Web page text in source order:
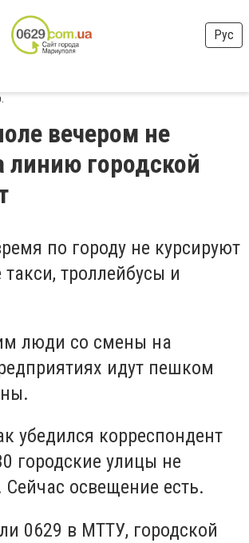
Рус
вечером не
городской
по городу не курсируют
троллейбусы и
люди со смены на
идут пешком
убедился корреспондент
городские улицы не
освещение есть.
0629 в МТТУ, городской